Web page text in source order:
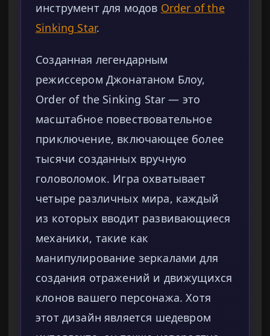
инструмент для модов Order of the
Sinking Star.
Созданная легендарным
режиссером Джонатаном Блоу,
Order of the Sinking Star — это
масштабное повествовательное
приключение, включающее более
тысячи созданных вручную
головоломок. Игра охватывает
четыре различных мира, каждый
из которых вводит развивающиеся
механики, такие как
манипулирование зеркалами для
создания отражений и движущихся
клонов вашего персонажа. Хотя
этот дизайн является шедевром